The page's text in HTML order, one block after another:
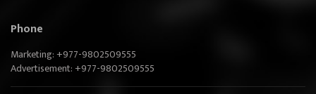
Phone
Marketing: +977-9802509555
Advertisement: +977-9802509555